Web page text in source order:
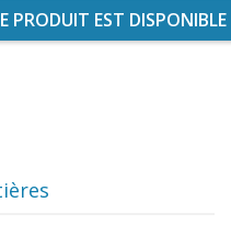
PRODUIT EST DISPONIBLE